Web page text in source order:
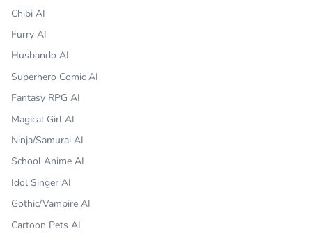
Chibi AI
Furry AI
Husbando AI
Superhero Comic AI
Fantasy RPG AI
Magical Girl AI
Ninja/Samurai AI
School Anime AI
Idol Singer AI
Gothic/Vampire AI
Cartoon Pets AI